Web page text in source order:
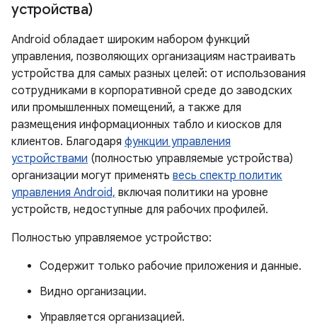
устройства)
Android обладает широким набором функций
управления, позволяющих организациям настраивать
устройства для самых разных целей: от использования
сотрудниками в корпоративной среде до заводских
или промышленных помещений, а также для
размещения информационных табло и киосков для
клиентов. Благодаря функции управления
устройствами (полностью управляемые устройства)
организации могут применять весь спектр политик
управления Android, включая политики на уровне
устройств, недоступные для рабочих профилей.
Полностью управляемое устройство:
Содержит только рабочие приложения и данные.
Видно организации.
Управляется организацией.